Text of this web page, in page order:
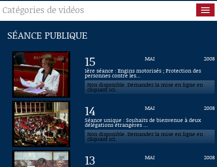
ACCUEIL
EN DIRECT
À LA DEMANDE
RECHERCHE
AIDE À LA DÉCOUPE
DE VIDÉOS
Catégories de vidéos
Séance publique
Questions au Gouvernement
Commissions
Présidence
Évènements
Connaissance, Histoire
SÉANCE PUBLIQUE
15 MAI
2008
1ère séance : Engins motorisés ; Protection des
personnes contre les...
Non disponible. Demandez la mise en ligne en
cliquant ici.
14 MAI
2008
Séance unique : Souhaits de bienvenue à deux
délégations étrangères ...
Non disponible. Demandez la mise en ligne en
cliquant ici.
13 MAI
2008